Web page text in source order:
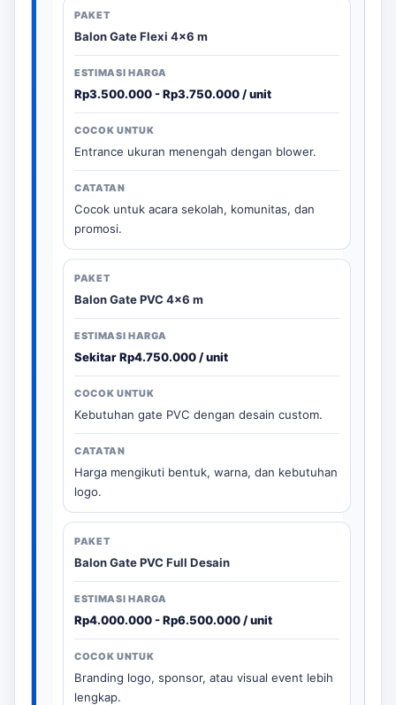
Balon Gate Flexi 4x6 m
Rp3.500.000 - Rp3.750.000 / unit
Entrance ukuran menengah dengan blower.
Cocok untuk acara sekolah, komunitas, dan
promosi.
Balon Gate PVC 4x6 m
Sekitar Rp4.750.000 / unit
Kebutuhan gate PVC dengan desain custom.
Harga mengikuti bentuk, warna, dan kebutuhan
logo.
Balon Gate PVC Full Desain
Rp4.000.000 - Rp6.500.000 / unit
Branding logo, sponsor, atau visual event lebih
lengkap.